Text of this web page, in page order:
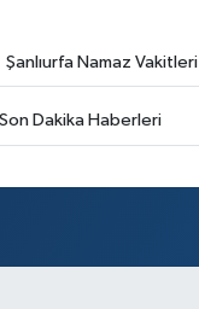
Şanlıurfa Namaz Vakitleri
Son Dakika Haberleri